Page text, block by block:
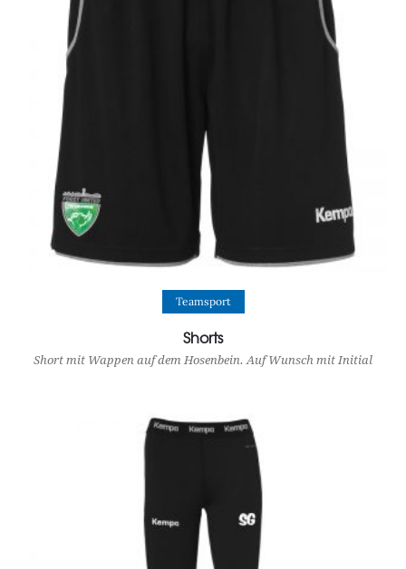
View Product
Teamsport
Shorts
Short mit Wappen auf dem Hosenbein. Auf Wunsch mit Initial